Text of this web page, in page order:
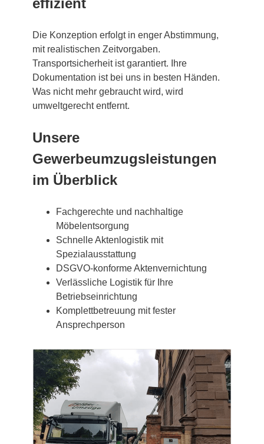
Die Konzeption erfolgt in enger Abstimmung,
mit realistischen Zeitvorgaben.
Transportsicherheit ist garantiert. Ihre
Dokumentation ist bei uns in besten Händen.
Was nicht mehr gebraucht wird, wird
umweltgerecht entfernt.
Unsere
Gewerbeumzugsleistungen
im Überblick
Fachgerechte und nachhaltige
Möbelentsorgung
Schnelle Aktenlogistik mit
Spezialausstattung
DSGVO-konforme Aktenvernichtung
Verlässliche Logistik für Ihre
Betriebseinrichtung
Komplettbetreuung mit fester
Ansprechperson